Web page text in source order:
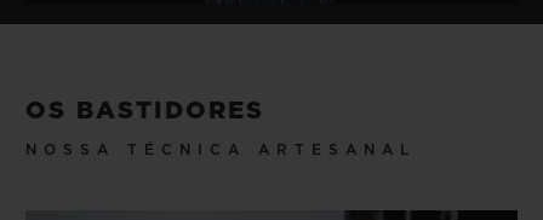
OS BASTIDORES
NOSSA TÉCNICA ARTESANAL